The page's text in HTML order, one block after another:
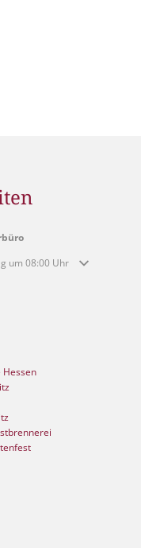
auszublenden
um 08:00 Uhr
Hessen